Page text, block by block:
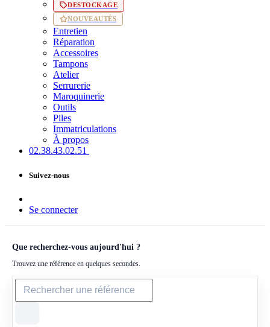
DESTOCKAGE
NOUVEAUTÉS
Entretien
Réparation
Accessoires
Tampons
Atelier
Serrurerie
Maroquinerie
Outils
Piles
Immatriculations
À propos
02.38.43​.02.51
Suivez-nous
Se connecter
Que recherchez-vous aujourd'hui ?
Trouvez une référence en quelques secondes.